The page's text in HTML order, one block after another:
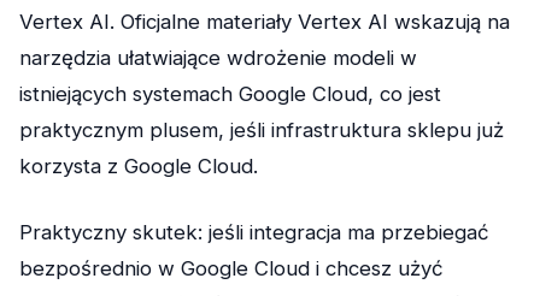
Vertex AI. Oficjalne materiały Vertex AI wskazują na
narzędzia ułatwiające wdrożenie modeli w
istniejących systemach Google Cloud, co jest
praktycznym plusem, jeśli infrastruktura sklepu już
korzysta z Google Cloud.
Praktyczny skutek: jeśli integracja ma przebiegać
bezpośrednio w Google Cloud i chcesz użyć